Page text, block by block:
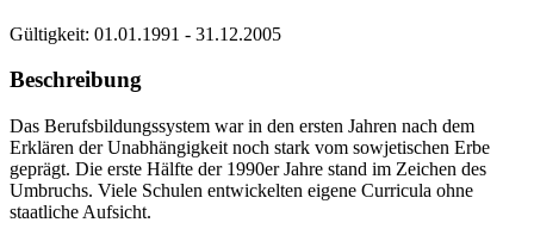
Gültigkeit: 01.01.1991 - 31.12.2005
Beschreibung
Das Berufsbildungssystem war in den ersten Jahren nach dem
Erklären der Unabhängigkeit noch stark vom sowjetischen Erbe
geprägt. Die erste Hälfte der 1990er Jahre stand im Zeichen des
Umbruchs. Viele Schulen entwickelten eigene Curricula ohne
staatliche Aufsicht.